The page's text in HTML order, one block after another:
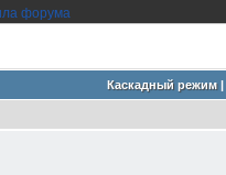
Каскадный режим|